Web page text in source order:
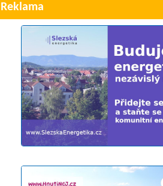
Reklama